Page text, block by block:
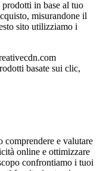
in base al tuo
misurandone il
sito utilizziamo i
basate sui clic,
comprendere e valutare
online e ottimizzare
confrontiamo i tuoi